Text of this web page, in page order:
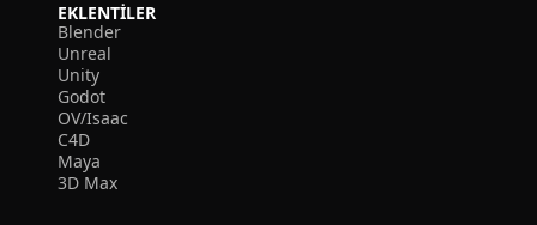
EKLENTILER
Blender
Unreal
Unity
Godot
OV/Isaac
C4D
Maya
3D Max